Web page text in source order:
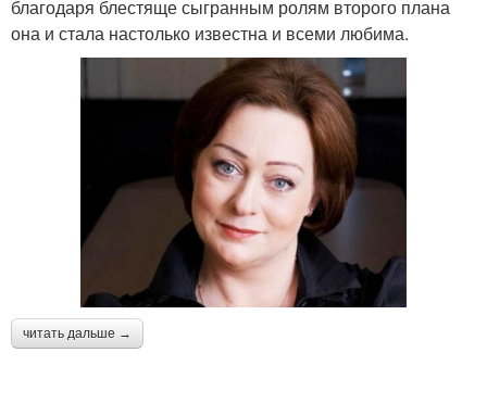
благодаря блестяще сыгранным ролям второго плана
она и стала настолько известна и всеми любима.
читать дальше →